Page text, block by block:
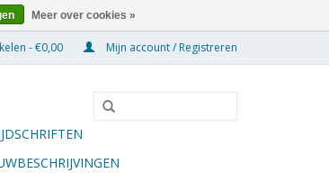
- €0,00 Mijn account / Registreren
Meer over cookies »